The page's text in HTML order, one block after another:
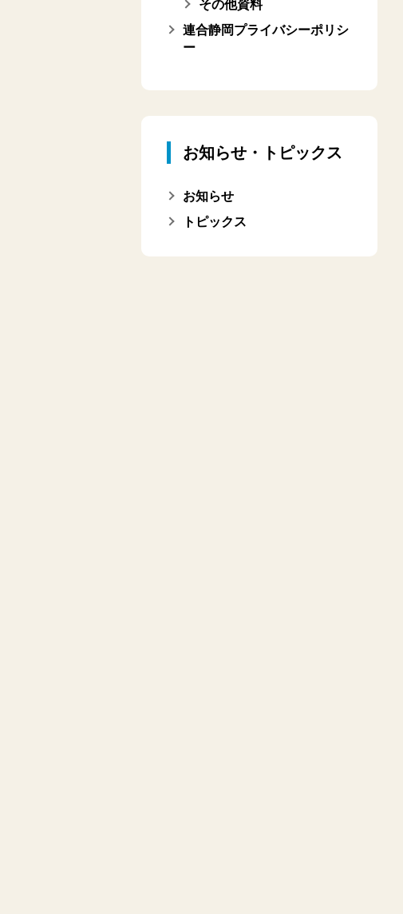
その他資料
連合静岡プライバシーポリシ
ー
お知らせ・トピックス
お知らせ
トピックス